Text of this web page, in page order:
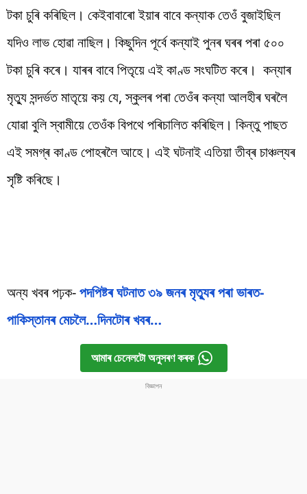
টকা চুৰি কৰিছিল। কেইবাবাৰো ইয়াৰ বাবে কন্যাক তেওঁ বুজাইছিল
যদিও লাভ হোৱা নাছিল। কিছুদিন পূৰ্বে কন্যাই পুনৰ ঘৰৰ পৰা ৫০০
টকা চুৰি কৰে। যাৰৰ বাবে পিতৃয়ে এই কাণ্ড সংঘটিত কৰে। কন্যাৰ
মৃত্যু সন্দৰ্ভত মাতৃয়ে কয় যে, স্কুলৰ পৰা তেওঁৰ কন্যা আলহীৰ ঘৰলৈ
যোৱা বুলি স্বামীয়ে তেওঁক বিপথে পৰিচালিত কৰিছিল। কিন্তু পাছত
এই সমগ্ৰ কাণ্ড পোহৰলৈ আহে। এই ঘটনাই এতিয়া তীব্ৰ চাঞ্চল্যৰ
সৃষ্টি কৰিছে।
অন্য খবৰ পঢ়ক-পদপিষ্টৰ ঘটনাত ৩৯ জনৰ মৃত্যুৰ পৰা ভাৰত-
পাকিস্তানৰ মেচলৈ…দিনটোৰ খবৰ…
আমাৰ চেনেলটো অনুসৰণ কৰক